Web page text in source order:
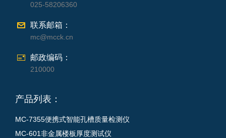
025-58206360
联系邮箱：
mc@mcck.cn
邮政编码：
210000
产品列表：
MC-7355便携式智能孔槽质量检测仪
MC-601非金属楼板厚度测试仪